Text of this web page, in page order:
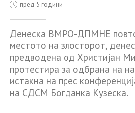
пред 5 години
Денеска ВМРО-ДПМНЕ
местото на злосторот,
предводена од Христијан
протестира за одбрана на
истакна на прес
на СДСМ Богданка Кузеска.